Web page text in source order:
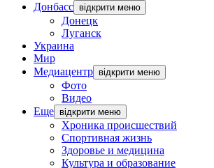
Донбасс відкрити меню
Донецк
Луганск
Украина
Мир
Медиацентр відкрити меню
Фото
Видео
Еще відкрити меню
Хроника происшествий
Спортивная жизнь
Здоровье и медицина
Культура и образование